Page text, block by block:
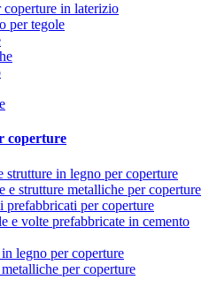
coperture in laterizio
per tegole
coperture
strutture in legno per coperture
e strutture metalliche per coperture
prefabbricati per coperture
e volte prefabbricate in cemento
legno per coperture
per coperture